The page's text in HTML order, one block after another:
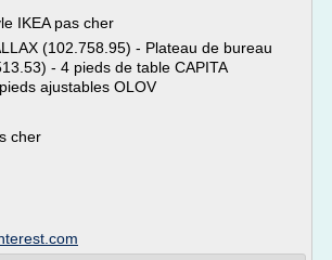
IKEA pas cher
(102.758.95) - Plateau de bureau
- 4 pieds de table CAPITA
ajustables OLOV
cher